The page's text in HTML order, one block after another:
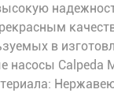
в
насосы Calpeda